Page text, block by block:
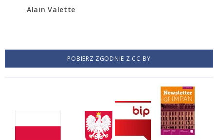
Alain Valette
POBIERZ ZGODNIE Z CC-BY